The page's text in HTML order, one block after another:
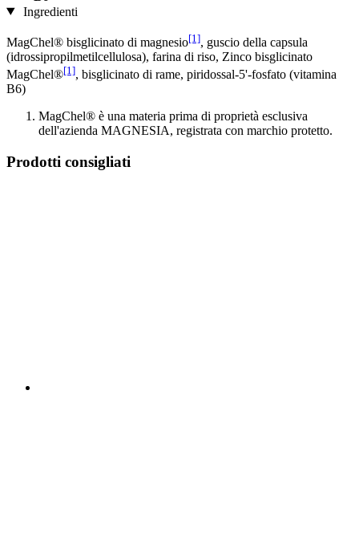
Ingredienti
MagChel® bisglicinato di magnesio[1], guscio della capsula
(idrossipropilmetilcellulosa), farina di riso, Zinco bisglicinato
MagChel®[1], bisglicinato di rame, piridossal-5'-fosfato (vitamina
B6)
MagChel® è una materia prima di proprietà esclusiva
dell'azienda MAGNESIA, registrata con marchio protetto.
Prodotti consigliati